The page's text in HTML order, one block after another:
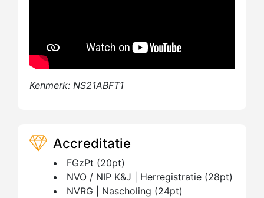
Kenmerk: NS21ABFT1
Accreditatie
FGzPt (20pt)
NVO / NIP K&J | Herregistratie (28pt)
NVRG | Nascholing (24pt)